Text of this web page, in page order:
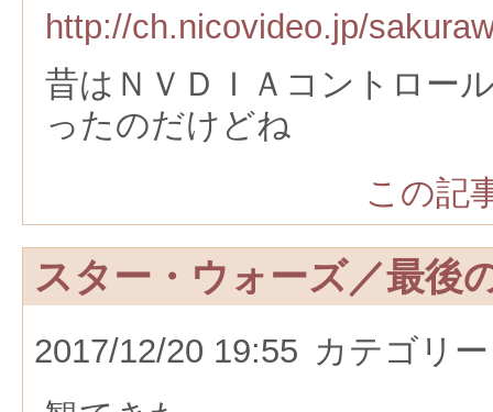
http://ch.nicovideo.jp/
昔はＮＶＤＩＡコントロー
ったのだけどね
この記
スター・ウォーズ／最後
2017/12/20 19:55 カテゴリ